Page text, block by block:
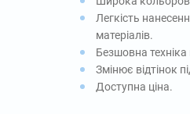
Легкість
матеріалів.
Безшовна техніка
Змінює відтінок
Доступна ціна.